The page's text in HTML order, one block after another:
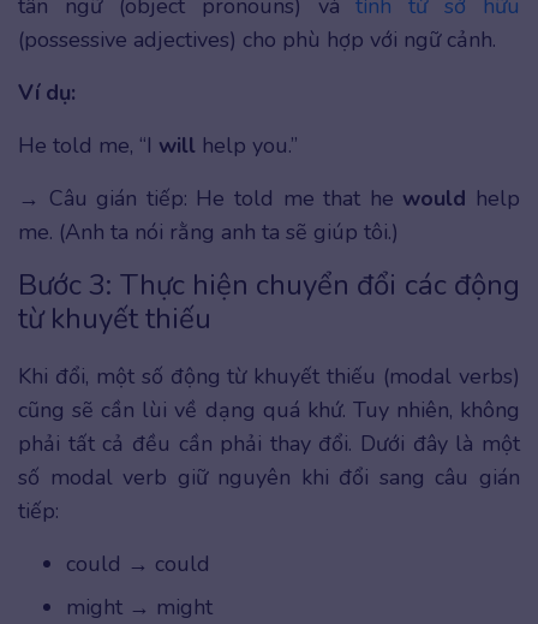
tân ngữ (object pronouns) vàtính từ sở hữu
(possessive adjectives) cho phù hợp với ngữ cảnh.
Ví dụ:
He told me, “I will help you.”
→ Câu gián tiếp: He told me that he would help
me. (Anh ta nói rằng anh ta sẽ giúp tôi.)
Bước 3: Thực hiện chuyển đổi các động
từ khuyết thiếu
Khi đổi, một số động từ khuyết thiếu (modal verbs)
cũng sẽ cần lùi về dạng quá khứ. Tuy nhiên, không
phải tất cả đều cần phải thay đổi. Dưới đây là một
số modal verb giữ nguyên khi đổi sang câu gián
tiếp:
could → could
might → might